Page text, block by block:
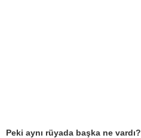
Peki aynı rüyada başka ne vardı?